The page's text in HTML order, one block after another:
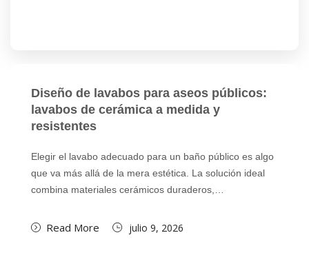
Diseño de lavabos para aseos públicos:
lavabos de cerámica a medida y
resistentes
Elegir el lavabo adecuado para un baño público es algo
que va más allá de la mera estética. La solución ideal
combina materiales cerámicos duraderos,…
Read More julio 9, 2026